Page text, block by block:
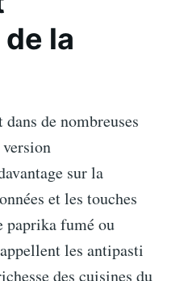
la
de nombreuses
sur la
et les touches
paprika fumé ou
les antipasti
des cuisines du